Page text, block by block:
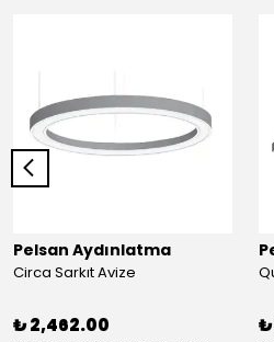
Pelsan Aydınlatma
Circa Sarkıt Avize
₺ 2,462.00 ₺